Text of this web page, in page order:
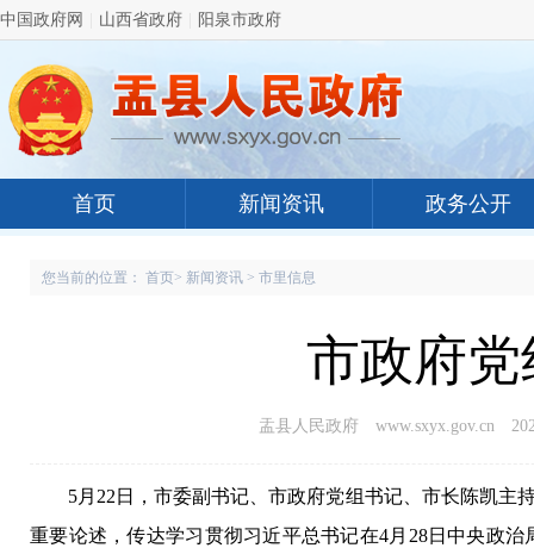
中国政府网 山西省政府 阳泉市政府
首页 新闻资讯 政务公开
您当前的位置： 首页> 新闻资讯 > 市里信息
市政府
盂县人民政府 www.sxyx.gov.cn
5月22日，市委副书记、市政府党组书记、市长陈凯主
重要论述，传达学习贯彻习近平总书记在4月28日中央政